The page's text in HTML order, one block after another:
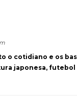
o cotidiano e os
japonesa, futebol